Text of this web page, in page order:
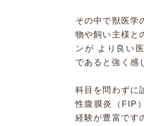
その中で獣医学
物や飼い主様と
ンが より良い
であると強く感
科目を問わずに
性腹膜炎（FIP
経験が豊富です